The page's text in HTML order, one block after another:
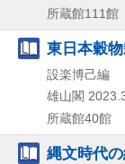
所蔵館111館
東日本穀
設楽博己編
雄山閣
所蔵館40館
縄文時代